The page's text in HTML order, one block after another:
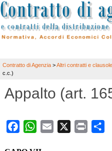
Contratto di Agenzia >Altri contratti e clausole
c.c.)
Appalto (art.
FacebookWhatsApp
Email Print